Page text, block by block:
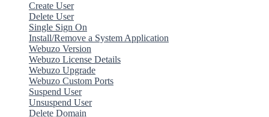
Create User
Delete User
Single Sign On
Install/Remove a System Application
Webuzo Version
Webuzo License Details
Webuzo Upgrade
Webuzo Custom Ports
Suspend User
Unsuspend User
Delete Domain